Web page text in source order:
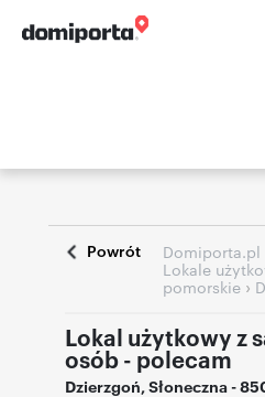
Powrót Domiporta.pl
Lokale
pomorskie ›
Lokal użytkowy z
osób - polecam
Dzierzgoń,Słoneczna-